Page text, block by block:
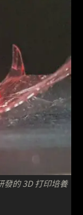
發的 3D 打印培養